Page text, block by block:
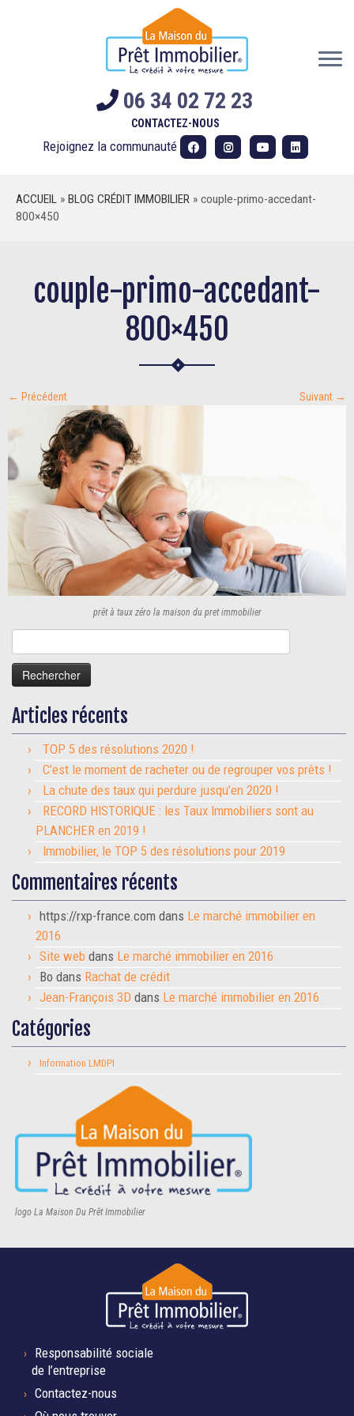
06 34 02 72 23
CONTACTEZ-NOUS
Rejoignez la communauté
ACCUEIL » BLOG CRÉDIT IMMOBILIER » couple-primo-accedant-
800×450
couple-primo-accedant-
800×450
← Précédent Suivant →
prêt à taux zéro la maison du pret immobilier
Articles récents
TOP 5 des résolutions 2020 !
C’est le moment de racheter ou de regrouper vos prêts !
La chute des taux qui perdure jusqu’en 2020 !
RECORD HISTORIQUE : les Taux Immobiliers sont au
PLANCHER en 2019 !
Immobilier, le TOP 5 des résolutions pour 2019
Commentaires récents
https://rxp-france.com dans Le marché immobilier en
2016
Site web dans Le marché immobilier en 2016
Bo dans Rachat de crédit
Jean-François 3D dans Le marché immobilier en 2016
Catégories
Information LMDPI
logo La Maison Du Prêt Immobilier
Responsabilité sociale
de l’entreprise
Contactez-nous